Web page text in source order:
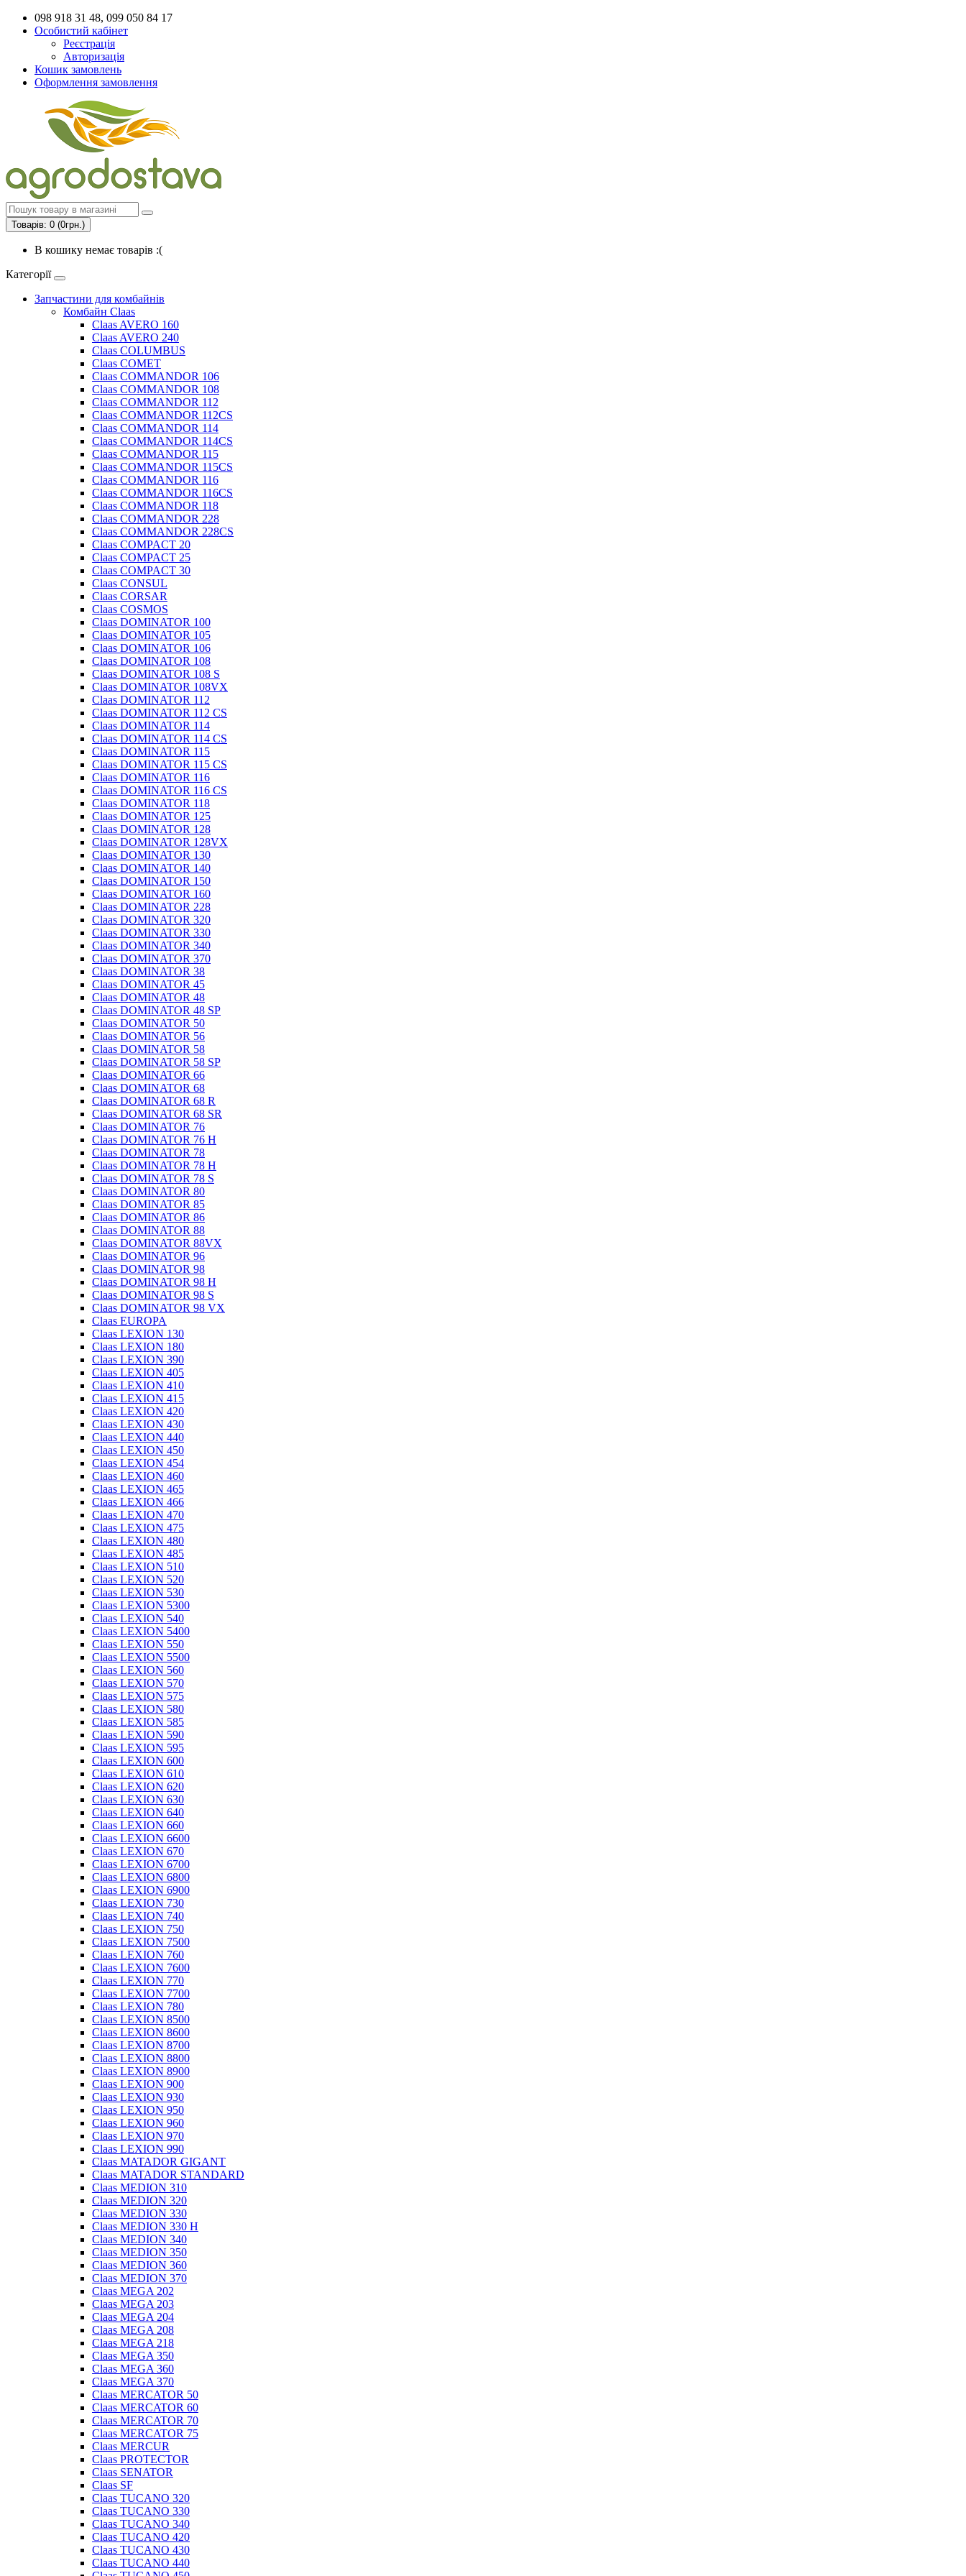
098 918 31 48, 099 050 84 17
Особистий кабінет
Реєстрація
Авторизація
Кошик замовлень
Оформлення замовлення
Товарів: 0 (0грн.)
В кошику немає товарів :(
Категорії
Запчастини для комбайнів
Комбайн Claas
Claas AVERO 160
Claas AVERO 240
Claas COLUMBUS
Claas COMET
Claas COMMANDOR 106
Claas COMMANDOR 108
Claas COMMANDOR 112
Claas COMMANDOR 112CS
Claas COMMANDOR 114
Claas COMMANDOR 114CS
Claas COMMANDOR 115
Claas COMMANDOR 115CS
Claas COMMANDOR 116
Claas COMMANDOR 116CS
Claas COMMANDOR 118
Claas COMMANDOR 228
Claas COMMANDOR 228CS
Claas COMPACT 20
Claas COMPACT 25
Claas COMPACT 30
Claas CONSUL
Claas CORSAR
Claas COSMOS
Claas DOMINATOR 100
Claas DOMINATOR 105
Claas DOMINATOR 106
Claas DOMINATOR 108
Claas DOMINATOR 108 S
Claas DOMINATOR 108VX
Claas DOMINATOR 112
Claas DOMINATOR 112 CS
Claas DOMINATOR 114
Claas DOMINATOR 114 CS
Claas DOMINATOR 115
Claas DOMINATOR 115 CS
Claas DOMINATOR 116
Claas DOMINATOR 116 CS
Claas DOMINATOR 118
Claas DOMINATOR 125
Claas DOMINATOR 128
Claas DOMINATOR 128VX
Claas DOMINATOR 130
Claas DOMINATOR 140
Claas DOMINATOR 150
Claas DOMINATOR 160
Claas DOMINATOR 228
Claas DOMINATOR 320
Claas DOMINATOR 330
Claas DOMINATOR 340
Claas DOMINATOR 370
Claas DOMINATOR 38
Claas DOMINATOR 45
Claas DOMINATOR 48
Claas DOMINATOR 48 SP
Claas DOMINATOR 50
Claas DOMINATOR 56
Claas DOMINATOR 58
Claas DOMINATOR 58 SP
Claas DOMINATOR 66
Claas DOMINATOR 68
Claas DOMINATOR 68 R
Claas DOMINATOR 68 SR
Claas DOMINATOR 76
Claas DOMINATOR 76 H
Claas DOMINATOR 78
Claas DOMINATOR 78 H
Claas DOMINATOR 78 S
Claas DOMINATOR 80
Claas DOMINATOR 85
Claas DOMINATOR 86
Claas DOMINATOR 88
Claas DOMINATOR 88VX
Claas DOMINATOR 96
Claas DOMINATOR 98
Claas DOMINATOR 98 H
Claas DOMINATOR 98 S
Claas DOMINATOR 98 VX
Claas EUROPA
Claas LEXION 130
Claas LEXION 180
Claas LEXION 390
Claas LEXION 405
Claas LEXION 410
Claas LEXION 415
Claas LEXION 420
Claas LEXION 430
Claas LEXION 440
Claas LEXION 450
Claas LEXION 454
Claas LEXION 460
Claas LEXION 465
Claas LEXION 466
Claas LEXION 470
Claas LEXION 475
Claas LEXION 480
Claas LEXION 485
Claas LEXION 510
Claas LEXION 520
Claas LEXION 530
Claas LEXION 5300
Claas LEXION 540
Claas LEXION 5400
Claas LEXION 550
Claas LEXION 5500
Claas LEXION 560
Claas LEXION 570
Claas LEXION 575
Claas LEXION 580
Claas LEXION 585
Claas LEXION 590
Claas LEXION 595
Claas LEXION 600
Claas LEXION 610
Claas LEXION 620
Claas LEXION 630
Claas LEXION 640
Claas LEXION 660
Claas LEXION 6600
Claas LEXION 670
Claas LEXION 6700
Claas LEXION 6800
Claas LEXION 6900
Claas LEXION 730
Claas LEXION 740
Claas LEXION 750
Claas LEXION 7500
Claas LEXION 760
Claas LEXION 7600
Claas LEXION 770
Claas LEXION 7700
Claas LEXION 780
Claas LEXION 8500
Claas LEXION 8600
Claas LEXION 8700
Claas LEXION 8800
Claas LEXION 8900
Claas LEXION 900
Claas LEXION 930
Claas LEXION 950
Claas LEXION 960
Claas LEXION 970
Claas LEXION 990
Claas MATADOR GIGANT
Claas MATADOR STANDARD
Claas MEDION 310
Claas MEDION 320
Claas MEDION 330
Claas MEDION 330 H
Claas MEDION 340
Claas MEDION 350
Claas MEDION 360
Claas MEDION 370
Claas MEGA 202
Claas MEGA 203
Claas MEGA 204
Claas MEGA 208
Claas MEGA 218
Claas MEGA 350
Claas MEGA 360
Claas MEGA 370
Claas MERCATOR 50
Claas MERCATOR 60
Claas MERCATOR 70
Claas MERCATOR 75
Claas MERCUR
Claas PROTECTOR
Claas SENATOR
Claas SF
Claas TUCANO 320
Claas TUCANO 330
Claas TUCANO 340
Claas TUCANO 420
Claas TUCANO 430
Claas TUCANO 440